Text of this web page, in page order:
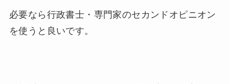
必要なら行政書士・専門家のセカンドオピニオン
を使うと良いです。